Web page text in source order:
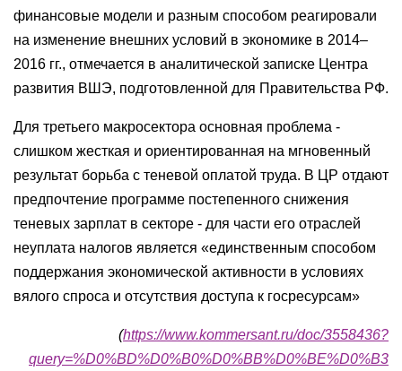
финансовые модели и разным способом реагировали
на изменение внешних условий в экономике в 2014–
2016 гг., отмечается в аналитической записке Центра
развития ВШЭ, подготовленной для Правительства РФ.
Для третьего макросектора основная проблема -
слишком жесткая и ориентированная на мгновенный
результат борьба с теневой оплатой труда. В ЦР отдают
предпочтение программе постепенного снижения
теневых зарплат в секторе - для части его отраслей
неуплата налогов является «единственным способом
поддержания экономической активности в условиях
вялого спроса и отсутствия доступа к госресурсам»
(https://www.kommersant.ru/doc/3558436?
query=%D0%BD%D0%B0%D0%BB%D0%BE%D0%B3